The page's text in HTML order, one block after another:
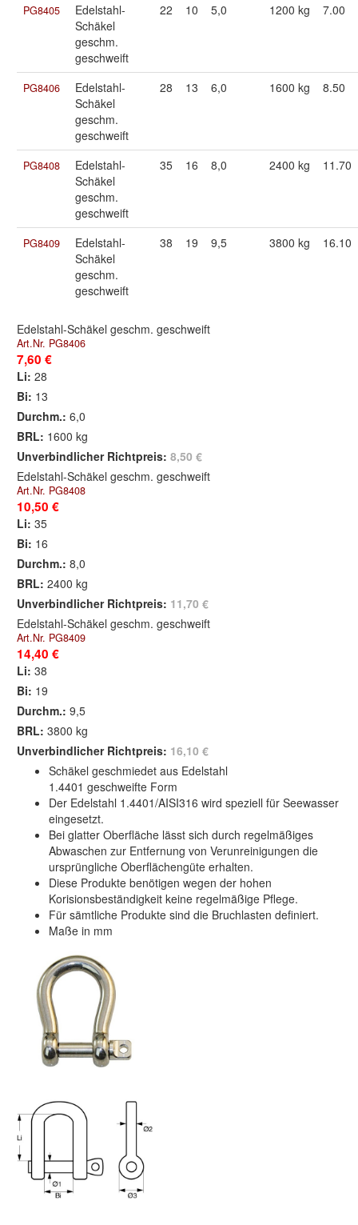
PG8405
Edelstahl-
Schäkel
geschm.
geschweift
22 10 5,0 1200 kg 7.00
PG8406
Edelstahl-
Schäkel
geschm.
geschweift
28 13 6,0 1600 kg 8.50
PG8408
Edelstahl-
Schäkel
geschm.
geschweift
35 16 8,0 2400 kg 11.70
PG8409
Edelstahl-
Schäkel
geschm.
geschweift
38 19 9,5 3800 kg 16.10
Edelstahl-Schäkel geschm. geschweift
Art.Nr. PG8406
7,60 €
Li: 28
Bi: 13
Durchm.: 6,0
BRL: 1600 kg
Unverbindlicher Richtpreis: 8,50 €
Edelstahl-Schäkel geschm. geschweift
Art.Nr. PG8408
10,50 €
Li: 35
Bi: 16
Durchm.: 8,0
BRL: 2400 kg
Unverbindlicher Richtpreis: 11,70 €
Edelstahl-Schäkel geschm. geschweift
Art.Nr. PG8409
14,40 €
Li: 38
Bi: 19
Durchm.: 9,5
BRL: 3800 kg
Unverbindlicher Richtpreis: 16,10 €
Schäkel geschmiedet aus Edelstahl
1.4401 geschweifte Form
Der Edelstahl 1.4401/AISI316 wird speziell für Seewasser
eingesetzt.
Bei glatter Oberfläche lässt sich durch regelmäßiges
Abwaschen zur Entfernung von Verunreinigungen die
ursprüngliche Oberflächengüte erhalten.
Diese Produkte benötigen wegen der hohen
Korisionsbeständigkeit keine regelmäßige Pflege.
Für sämtliche Produkte sind die Bruchlasten definiert.
Maße in mm